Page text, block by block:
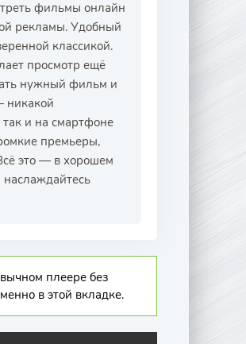
фильмы онлайн
рекламы. Удобный
классикой.
просмотр ещё
нужный фильм и
никакой
и на смартфоне
премьеры,
это — в хорошем
плеере без
в этой вкладке.